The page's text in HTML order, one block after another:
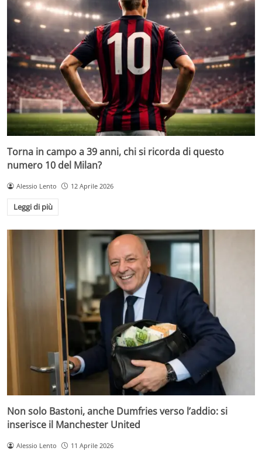
Torna in campo a 39 anni, chi si ricorda di questo
numero 10 del Milan?
Alessio Lento 12 Aprile 2026
Leggi di più
Non solo Bastoni, anche Dumfries verso l’addio: si
inserisce il Manchester United
Alessio Lento 11 Aprile 2026